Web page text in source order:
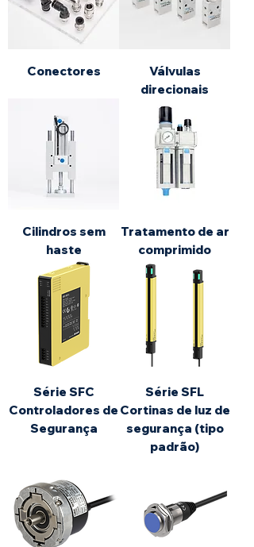
Conectores
Válvulas
direcionais
Cilindros sem
haste
Tratamento de ar
comprimido
Série SFC
Controladores de
Segurança
Série SFL
Cortinas de luz de
segurança (tipo
padrão)